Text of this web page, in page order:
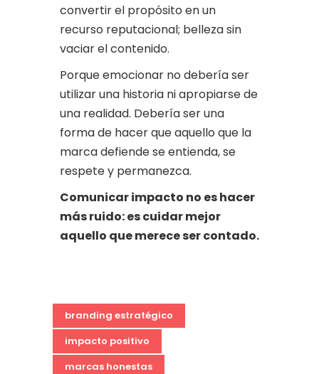
convertir el propósito en un
recurso reputacional; belleza sin
vaciar el contenido.
Porque emocionar no debería ser
utilizar una historia ni apropiarse de
una realidad. Debería ser una
forma de hacer que aquello que la
marca defiende se entienda, se
respete y permanezca.
Comunicar impacto no es hacer
más ruido: es cuidar mejor
aquello que merece ser contado.
branding estratégico
impacto positivo
marcas honestas